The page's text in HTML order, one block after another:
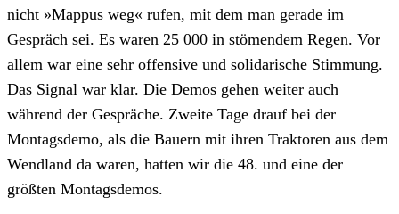
nicht »Mappus weg« rufen, mit dem man gerade im
Gespräch sei. Es waren 25 000 in stömendem Regen. Vor
allem war eine sehr offensive und solidarische Stimmung.
Das Signal war klar. Die Demos gehen weiter auch
während der Gespräche. Zweite Tage drauf bei der
Montagsdemo, als die Bauern mit ihren Traktoren aus dem
Wendland da waren, hatten wir die 48. und eine der
größten Montagsdemos.